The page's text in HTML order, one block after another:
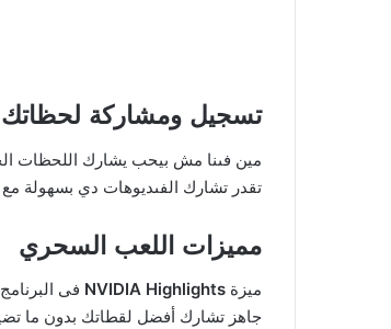
تسجيل ومشاركة لحظاتك
مين فىنا مش بيحب يشارك اللحظات
تقدر تشارك الفىديوهات دي بسهولة
مميزات اللعب السحري
ميزة NVIDIA Highlights فى
جاهز تشارك أفضل لقطاتك بدون ما